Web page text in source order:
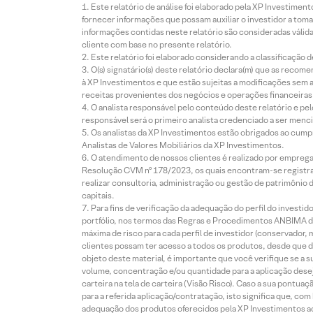
Este relatório de análise foi elaborado pela XP
fornecer informações que possam auxiliar o investidor a
informações contidas neste relatório são consideradas
cliente com base no presente relatório.
Este relatório foi elaborado considerando a classificação
O(s) signatário(s) deste relatório declara(m) que as
à XP Investimentos e que estão sujeitas a modificações
receitas provenientes dos negócios e operações
O analista responsável pelo conteúdo deste relatório e
responsável será o primeiro analista credenciado a ser
Os analistas da XP Investimentos estão obrigados ao
Analistas de Valores Mobiliários da XP Investimentos.
O atendimento de nossos clientes é realizado por
Resolução CVM nº 178/2023, os quais encontram-se
realizar consultoria, administração ou gestão de patrimônio
capitais.
Para fins de verificação da adequação do perfil do
portfólio, nos termos das Regras e Procedimentos
máxima de risco para cada perfil de investidor
clientes possam ter acesso a todos os produtos, desde que
objeto deste material, é importante que você verifique se a
volume, concentração e/ou quantidade para a aplicação
carteira na tela de carteira (Visão Risco). Caso a sua
para a referida aplicação/contratação, isto significa que,
adequação dos produtos oferecidos pela XP Investimentos